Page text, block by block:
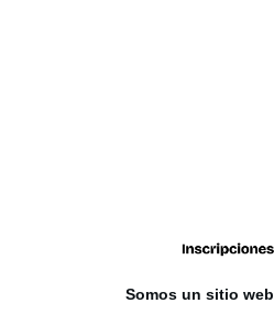
Somos un sitio web